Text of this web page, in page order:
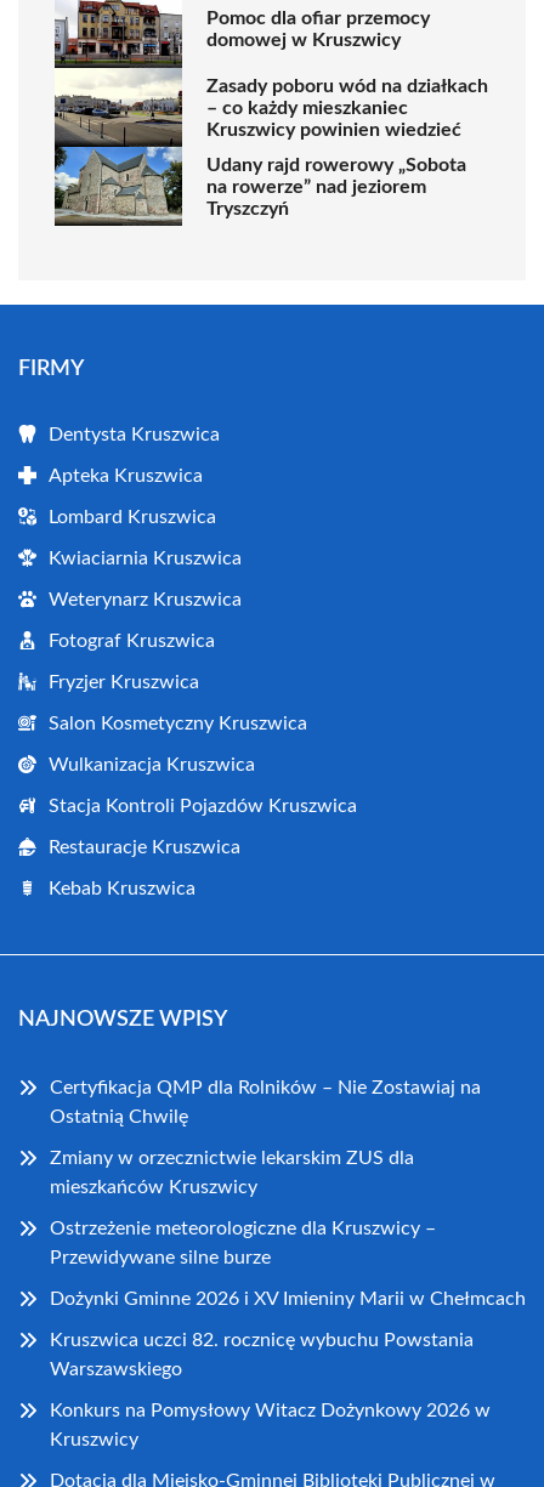
Pomoc dla ofiar przemocy
domowej w Kruszwicy
Zasady poboru wód na działkach
– co każdy mieszkaniec
Kruszwicy powinien wiedzieć
Udany rajd rowerowy „Sobota
na rowerze” nad jeziorem
Tryszczyń
FIRMY
Dentysta Kruszwica
Apteka Kruszwica
Lombard Kruszwica
Kwiaciarnia Kruszwica
Weterynarz Kruszwica
Fotograf Kruszwica
Fryzjer Kruszwica
Salon Kosmetyczny Kruszwica
Wulkanizacja Kruszwica
Stacja Kontroli Pojazdów Kruszwica
Restauracje Kruszwica
Kebab Kruszwica
NAJNOWSZE WPISY
Certyfikacja QMP dla Rolników – Nie Zostawiaj na
Ostatnią Chwilę
Zmiany w orzecznictwie lekarskim ZUS dla
mieszkańców Kruszwicy
Ostrzeżenie meteorologiczne dla Kruszwicy –
Przewidywane silne burze
Dożynki Gminne 2026 i XV Imieniny Marii w Chełmcach
Kruszwica uczci 82. rocznicę wybuchu Powstania
Warszawskiego
Konkurs na Pomysłowy Witacz Dożynkowy 2026 w
Kruszwicy
Dotacja dla Miejsko-Gminnej Biblioteki Publicznej w